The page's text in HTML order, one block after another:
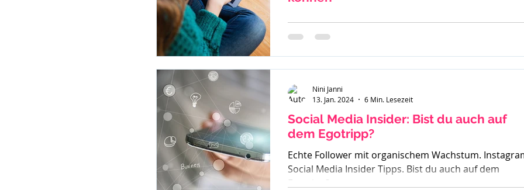
Spielen ist für Kinder und Jugendliche im Alter von 8 bis
Social Media Insider: Bist du auch auf
dem Egotripp?
Echte Follower mit organischem Wachstum.
Social Media Insider Tipps. Bist du auch auf dem
Egotripp?
Nini Janni
13. Jan. 2024
6 Min. Lesezeit